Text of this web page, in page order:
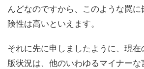
んどなのですから、このような罠
険性は高いといえます。
それに先に申しましたように、現
版状況は、他のいわゆるマイナー